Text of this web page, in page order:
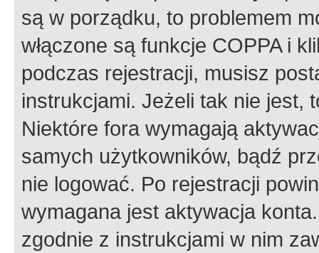
są w porządku, to problemem
włączone są funkcje COPPA i
podczas rejestracji, musisz
instrukcjami. Jeżeli tak nie jest,
Niektóre fora wymagają
samych użytkowników, bądź
nie logować. Po rejestracji
wymagana jest aktywacja
zgodnie z instrukcjami w nim